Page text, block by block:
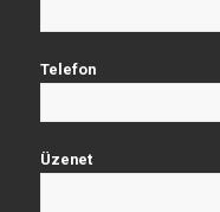
Telefon
Üzenet